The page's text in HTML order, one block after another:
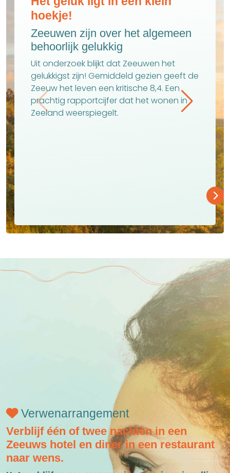
hoekje!
Zeeuwen zijn over het algemeen
behoorlijk gelukkig
Uit onderzoek blijkt dat Zeeuwen het
gelukkigst zijn! Gemiddeld gezien geeft de
Zeeuw het leven een kritische 8,4. Een
prachtig rapportcijfer dat het wonen in
Zeeland weerspiegelt.
Verwenarrangement
Verblijf één of twee nachten in een
Zeeuws hotel en diner in een restaurant
naar wens.